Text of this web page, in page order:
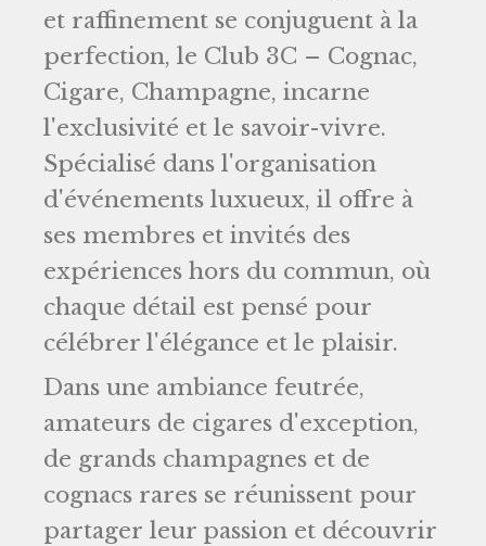
et raffinement se conjuguent à la
perfection, le Club 3C – Cognac,
Cigare, Champagne, incarne
l'exclusivité et le savoir-vivre.
Spécialisé dans l'organisation
d'événements luxueux, il offre à
ses membres et invités des
expériences hors du commun, où
chaque détail est pensé pour
célébrer l'élégance et le plaisir.
Dans une ambiance feutrée,
amateurs de cigares d'exception,
de grands champagnes et de
cognacs rares se réunissent pour
partager leur passion et découvrir